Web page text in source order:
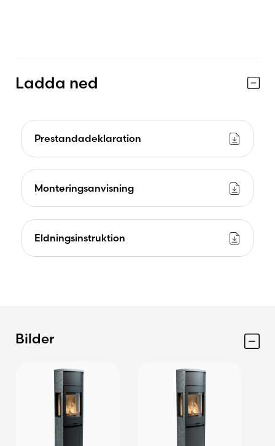
Ladda ned
Prestandadeklaration
Monteringsanvisning
Eldningsinstruktion
Bilder